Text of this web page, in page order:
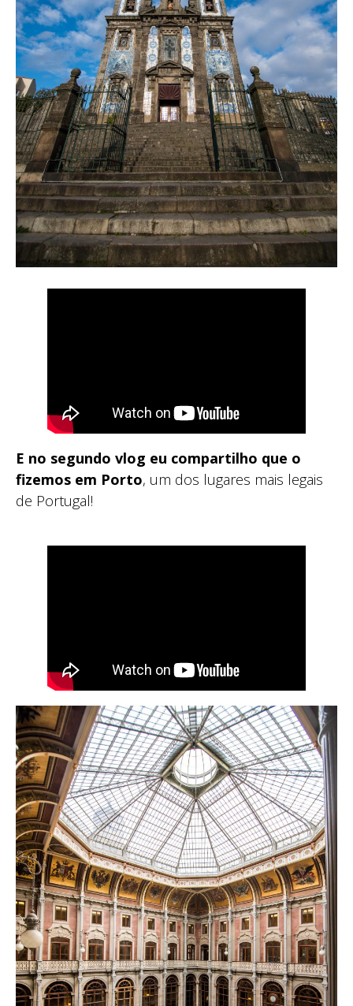
E no segundo vlog eu compartilho que o
fizemos em Porto, um dos lugares mais legais
de Portugal!